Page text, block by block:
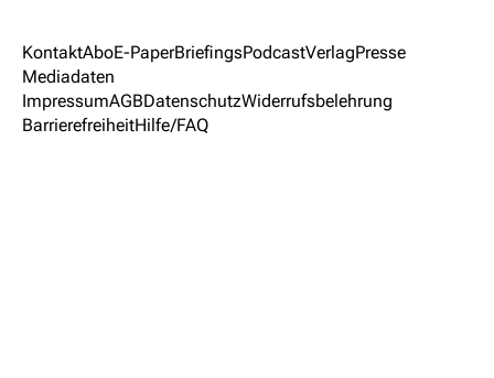
KontaktAboE-PaperBriefingsPodcastVerlagPresse
Mediadaten
ImpressumAGBDatenschutzWiderrufsbelehrung
BarrierefreiheitHilfe/FAQ